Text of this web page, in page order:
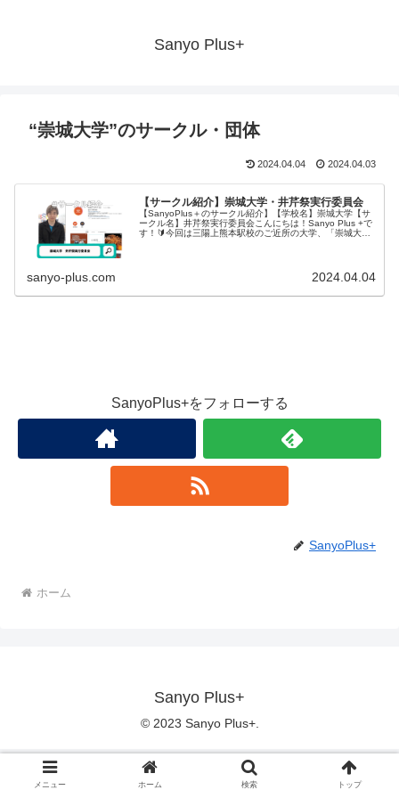
Sanyo Plus+
“崇城大学”のサークル・団体
2024.04.04 2024.04.03
【サークル紹介】崇城大学・井芹祭実行委員会
【SanyoPlus＋のサークル紹介】【学校名】崇城大学【サ
ークル名】井芹祭実行委員会こんにちは！Sanyo Plus +で
す！🔰今回は三陽上熊本駅校のご近所の大学、「崇城大
sanyo-plus.com 2024.04.04
SanyoPlus+をフォローする
SanyoPlus+
ホーム
Sanyo Plus+
© 2023 Sanyo Plus+.
メニュー ホーム 検索 トップ